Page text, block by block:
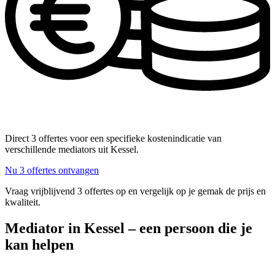
Direct 3 offertes voor een specifieke kostenindicatie van
verschillende mediators uit Kessel.
Nu 3 offertes ontvangen
Vraag vrijblijvend 3 offertes op en vergelijk op je gemak de prijs en
kwaliteit.
Mediator in Kessel – een persoon die je
kan helpen